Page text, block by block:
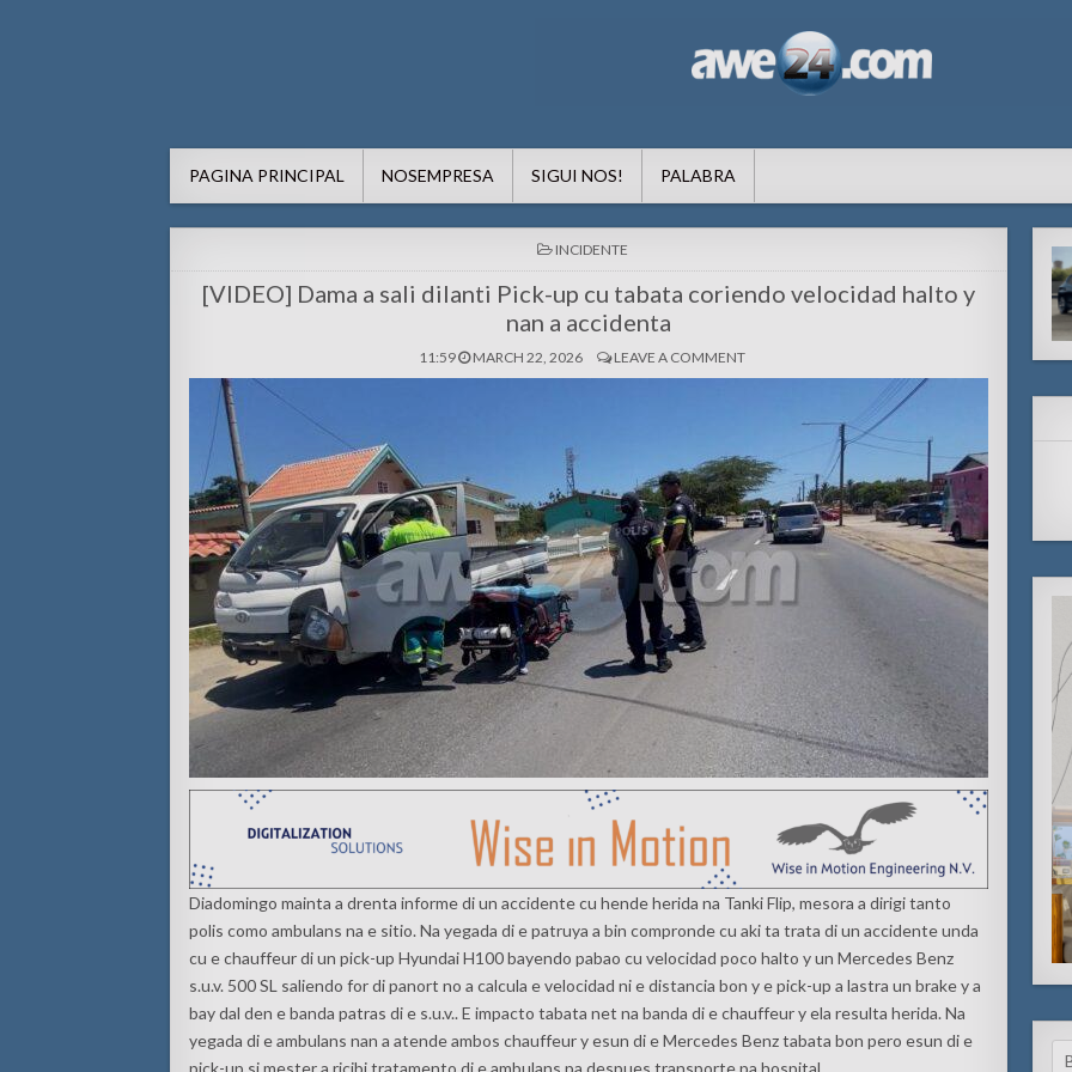
PAGINA PRINCIPAL NOSEMPRESA SIGUI NOS! PALABRA
POSTED
IN
INCIDENTE
[VIDEO] Dama a sali dilanti Pick-up cu tabata coriendo velocidad halto y
nan a accidenta
11:59 MARCH 22, 2026 LEAVE A COMMENT
Diadomingo mainta a drenta informe di un accidente cu hende herida na Tanki Flip, mesora a dirigi tanto
polis como ambulans na e sitio. Na yegada di e patruya a bin compronde cu aki ta trata di un accidente unda
cu e chauffeur di un pick-up Hyundai H100 bayendo pabao cu velocidad poco halto y un Mercedes Benz
s.u.v. 500 SL saliendo for di panort no a calcula e velocidad ni e distancia bon y e pick-up a lastra un brake y a
bay dal den e banda patras di e s.u.v.. E impacto tabata net na banda di e chauffeur y ela resulta herida. Na
yegada di e ambulans nan a atende ambos chauffeur y esun di e Mercedes Benz tabata bon pero esun di e
pick-up si mester a ricibi tratamento di e ambulans pa despues transporte pa hospital.